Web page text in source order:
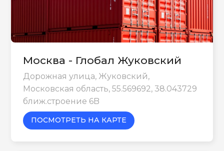
Москва - Глобал Жуковский
Дорожная улица, Жуковский,
Московская область, 55.569692, 38.043729
ближ.строение 6B
ПОСМОТРЕТЬ НА КАРТЕ